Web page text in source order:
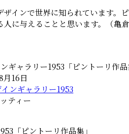
インで世界に知られています
に与えることと思います。（亀倉
ギャラリー1953「ピントーリ作品
月16日
ンギャラリー1953
ティー